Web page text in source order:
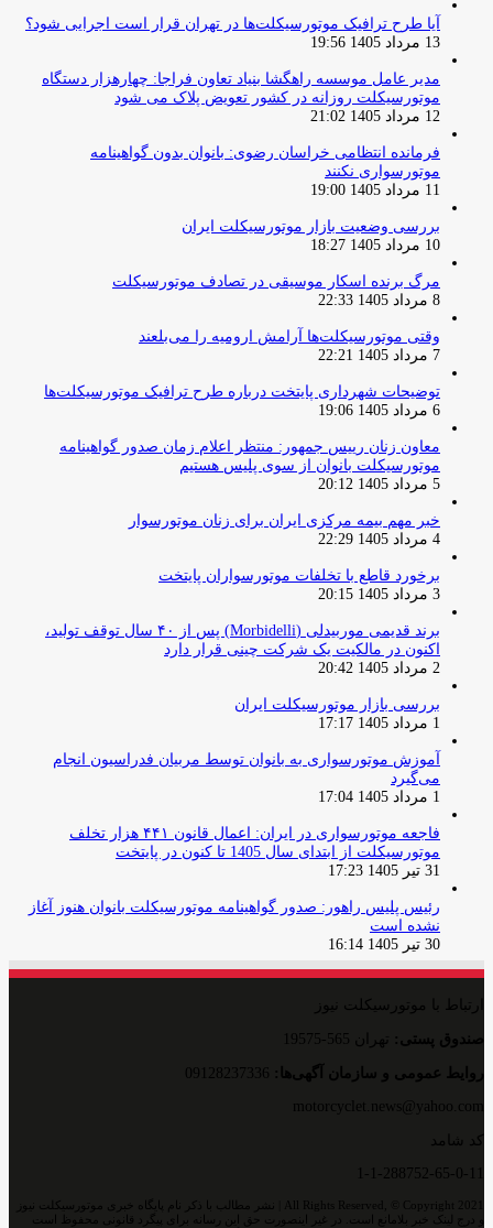
آیا طرح ترافیک موتورسیکلت‌ها در تهران قرار است اجرایی شود؟
13 مرداد 1405 19:56
مدیر عامل موسسه راهگشا بنیاد تعاون فراجا: چهارهزار دستگاه
موتورسیکلت روزانه در کشور تعویض پلاک می شود
12 مرداد 1405 21:02
فرمانده انتظامی خراسان رضوی: بانوان بدون گواهینامه
موتورسواری نکنند
11 مرداد 1405 19:00
بررسی وضعیت بازار موتورسیکلت ایران
10 مرداد 1405 18:27
مرگ برنده اسکار موسیقی در تصادف موتورسیکلت
8 مرداد 1405 22:33
وقتی موتورسیکلت‌ها آرامش ارومیه را می‌بلعند
7 مرداد 1405 22:21
توضیحات شهرداری پایتخت درباره طرح ترافیک موتورسیکلت‌ها
6 مرداد 1405 19:06
معاون زنان رییس جمهور: منتظر اعلام زمان صدور گواهینامه
موتورسیکلت بانوان از سوی پلیس هستیم
5 مرداد 1405 20:12
خبر مهم بیمه مرکزی ایران برای زنان موتورسوار
4 مرداد 1405 22:29
برخورد قاطع با تخلفات موتورسواران پایتخت
3 مرداد 1405 20:15
برند قدیمی موربیدلی (Morbidelli) پس از ۴۰ سال توقف تولید،
اکنون در مالکیت یک شرکت چینی قرار دارد
2 مرداد 1405 20:42
بررسی بازار موتورسیکلت ایران
1 مرداد 1405 17:17
آموزش موتورسواری به بانوان توسط مربیان فدراسیون انجام
می‌گیرد
1 مرداد 1405 17:04
فاجعه موتورسواری در ایران: اعمال قانون ۴۴۱ هزار تخلف
موتورسیکلت از ابتدای سال 1405 تا کنون در پایتخت
31 تیر 1405 17:23
رئیس پلیس راهور: صدور گواهینامه موتورسیکلت بانوان هنوز آغاز
نشده است
30 تیر 1405 16:14
ارتباط با موتورسیکلت نیوز
صندوق پستی: تهران 565-19575
روایط عمومی و سازمان آگهی‌ها:
motorcyclet.news@yahoo.com
کد شامد
1-1-288752-65-0-11
All Rights Reserved, © Copyright 2021 | نشر مطالب با ذکر نام پایگاه خبری موتورسیکلت نیوز
و درج لینک خبر بلامانع است. در غیر اینصورت حق این رسانه برای پیگرد قانونی محفوظ است